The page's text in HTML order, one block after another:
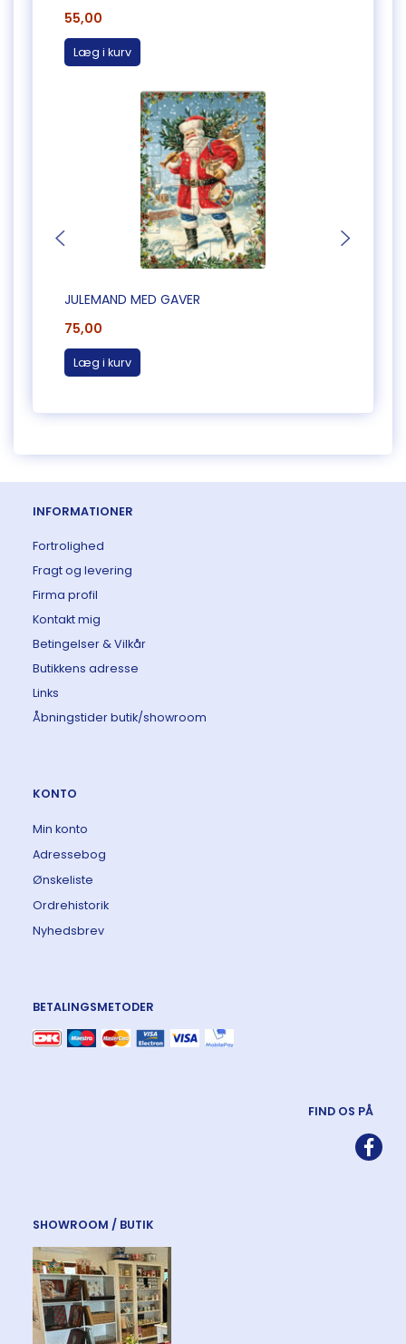
55,00
Læg i kurv
JULEMAND MED GAVER
75,00
Læg i kurv
INFORMATIONER
Fortrolighed
Fragt og levering
Firma profil
Kontakt mig
Betingelser & Vilkår
Butikkens adresse
Links
Åbningstider butik/showroom
KONTO
Min konto
Adressebog
Ønskeliste
Ordrehistorik
Nyhedsbrev
BETALINGSMETODER
FIND OS PÅ
SHOWROOM / BUTIK